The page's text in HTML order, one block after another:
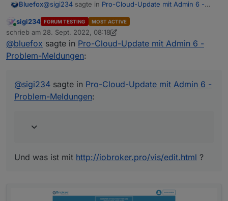
Vis startet nicht ?
(http://iobroker.pro:8082/vis/edit.html
Bluefox@sigi234 sagte in Pro-Cloud-Update mit Admin 6 -
http://iobroker.pro:8082/vis/edit.html
Und was ist mit
Online
sigi234 FORUM TESTING MOST ACTIVE
schrieb am 28. Sept. 2022, 08:18
zuletzt editiert von sigi234
@bluefox sagte in Pro-Cloud-Update mit Admin 6 -
Problem-Meldungen:
@sigi234 sagte in Pro-Cloud-Update mit Admin 6 -
Problem-Meldungen:
Und was ist mit http://iobroker.pro/vis/edit.html ?